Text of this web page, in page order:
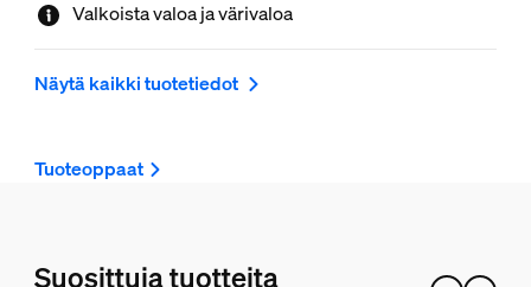
Valkoista valoa ja värivaloa
Näytä kaikki tuotetiedot
Tuoteoppaat
Suosittuja tuotteita